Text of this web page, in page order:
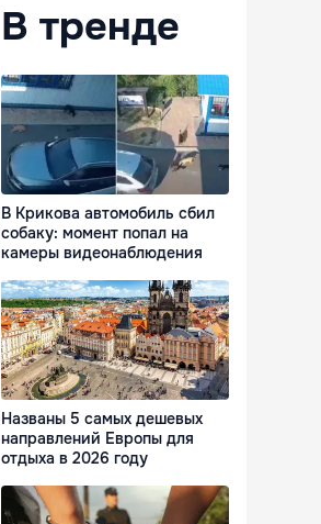
В тренде
В Крикова автомобиль сбил
собаку: момент попал на
камеры видеонаблюдения
Названы 5 самых дешевых
направлений Европы для
отдыха в 2026 году